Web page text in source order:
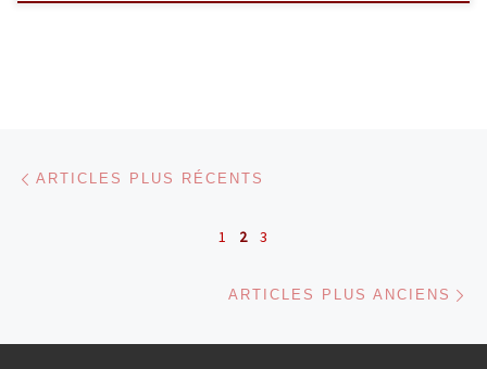
Navigation dans les articles
ARTICLES PLUS RÉCENTS
1 2 3
ARTICLES PLUS ANCIENS